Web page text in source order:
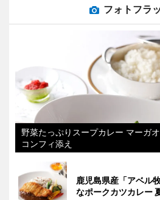
フォトフラ
野菜たっぷりスープカレー マーガ
コンフィ添え
鹿児島県産「アベル
なポークカツカレー